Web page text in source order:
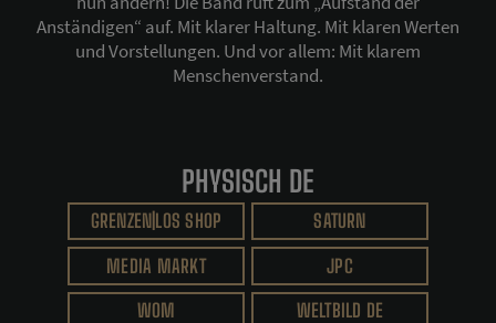
Anständigen“ auf. Mit klarer Haltung. Mit klaren Werten
und Vorstellungen. Und vor allem: Mit klarem
Menschenverstand.
PHYSISCH DE
GRENZEN|LOS SHOP
SATURN
MEDIA MARKT
JPC
WOM
WELTBILD DE